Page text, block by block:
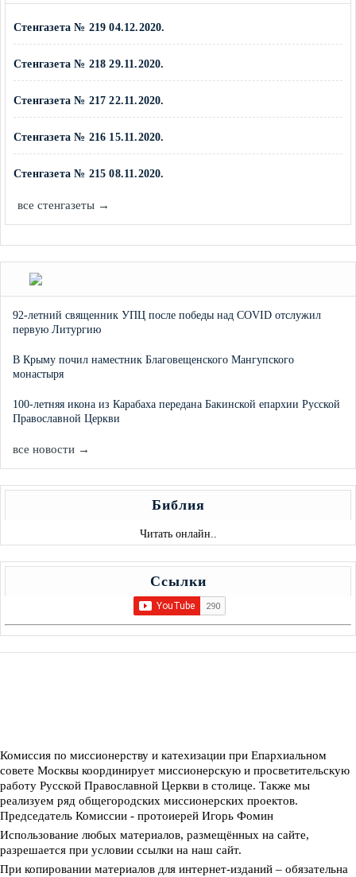
Стенгазета № 219 04.12.2020.
Стенгазета № 218 29.11.2020.
Стенгазета № 217 22.11.2020.
Стенгазета № 216 15.11.2020.
Стенгазета № 215 08.11.2020.
все стенгазеты →
92-летний священник УПЦ после победы над COVID отслужил
первую Литургию
В Крыму почил наместник Благовещенского Мангупского
монастыря
100-летняя икона из Карабаха передана Бакинской епархии Русской
Православной Церкви
все новости →
Библия
Читать онлайн..
Ссылки
Комиссия по миссионерству и катехизации при Епархиальном
совете Москвы координирует миссионерскую и просветительскую
работу Русской Православной Церкви в столице. Также мы
реализуем ряд общегородских миссионерских проектов.
Председатель Комиссии - протоиерей Игорь Фомин
Использование любых материалов, размещённых на сайте,
разрешается при условии ссылки на наш сайт.
При копировании материалов для интернет-изданий – обязательна